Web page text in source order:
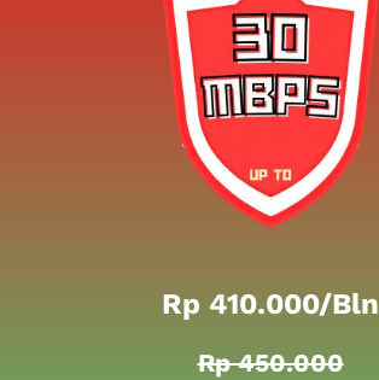
Rp 410.000/bln
Rp 450.000